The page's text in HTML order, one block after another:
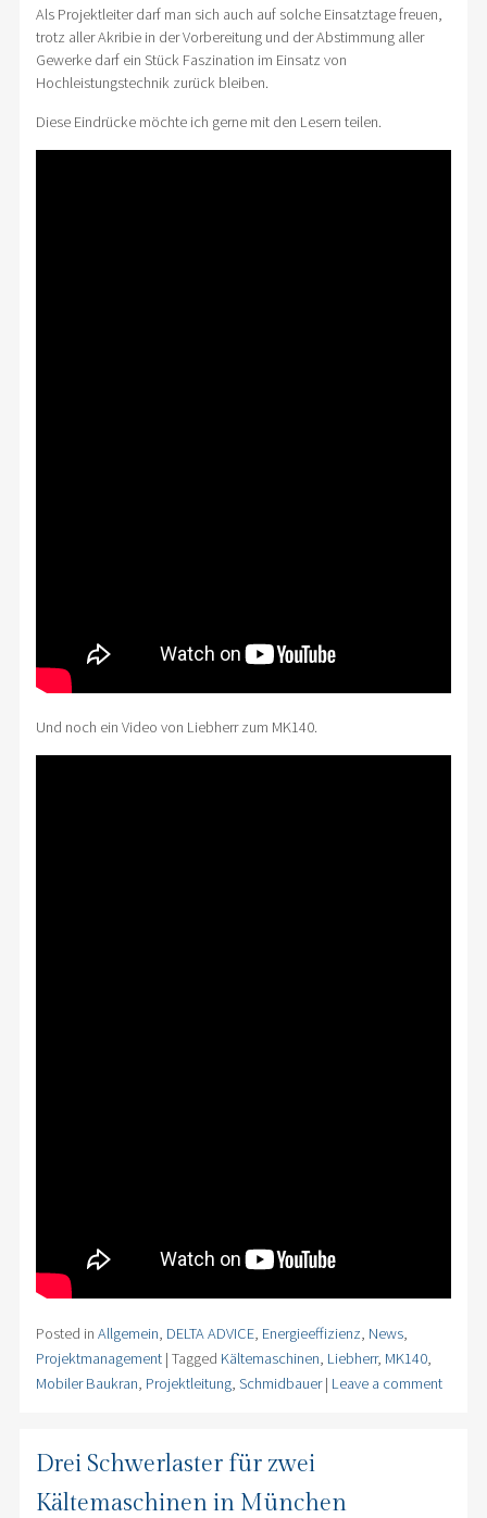
Als Projektleiter darf man sich auch auf solche Einsatztage freuen,
trotz aller Akribie in der Vorbereitung und der Abstimmung aller
Gewerke darf ein Stück Faszination im Einsatz von
Hochleistungstechnik zurück bleiben.
Diese Eindrücke möchte ich gerne mit den Lesern teilen.
Und noch ein Video von Liebherr zum MK140.
Posted in Allgemein, DELTA ADVICE, Energieeffizienz, News,
Projektmanagement | Tagged Kältemaschinen, Liebherr, MK140,
Mobiler Baukran, Projektleitung, Schmidbauer | Leave a comment
Drei Schwerlaster für zwei
Kältemaschinen in München